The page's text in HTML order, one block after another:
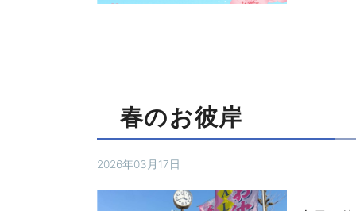
春のお彼岸
2026年03月17日